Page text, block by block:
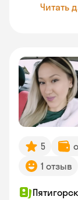
Читать
5
1 отзыв